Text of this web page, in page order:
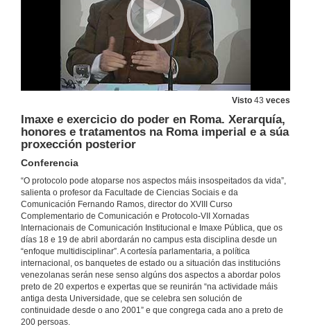
Visto 43 veces
Imaxe e exercicio do poder en Roma. Xerarquía,
honores e tratamentos na Roma imperial e a súa
proxección posterior
Conferencia
“O protocolo pode atoparse nos aspectos máis insospeitados da vida”,
salienta o profesor da Facultade de Ciencias Sociais e da
Comunicación Fernando Ramos, director do XVIII Curso
Complementario de Comunicación e Protocolo-VII Xornadas
Internacionais de Comunicación Institucional e Imaxe Pública, que os
días 18 e 19 de abril abordarán no campus esta disciplina desde un
“enfoque multidisciplinar”. A cortesía parlamentaria, a política
internacional, os banquetes de estado ou a situación das institucións
venezolanas serán nese senso algúns dos aspectos a abordar polos
preto de 20 expertos e expertas que se reunirán “na actividade máis
antiga desta Universidade, que se celebra sen solución de
continuidade desde o ano 2001” e que congrega cada ano a preto de
200 persoas.
18 de abr. de 2018
18 de abr. de 2018
Os banquetes de Estado como expresión da hospitalidade nos cumes internacionais
18 de abr. de 2018
Conflitos evitables na organización de actos e eventos
18 de abr. de 2018
A visión de actos e acontecementos desde a óptica dun fotógrafo de prensa
Conferencia
(Rolda de preguntas) A visión de actos e acontecementos desde a óptica dun fotógrafo de prensa